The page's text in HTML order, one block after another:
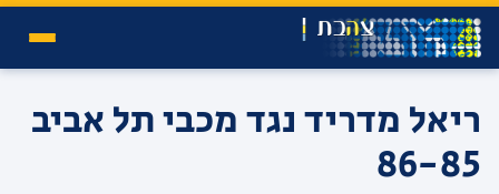
ריאל מדריד נגד מכבי תל אביב
86-85